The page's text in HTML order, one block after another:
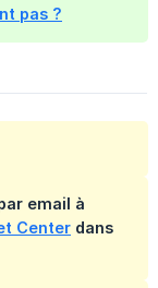
pas ?
email à
Center dans